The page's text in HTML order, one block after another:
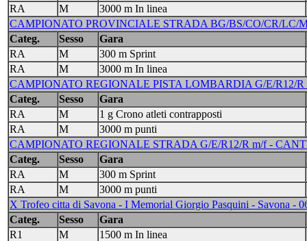
RA
M
3000 m In linea
CAMPIONATO PROVINCIALE STRADA BG/BS/CO/CR/LC/
Categ.
Sesso
Gara
RA
M
300 m Sprint
RA
M
3000 m In linea
CAMPIONATO REGIONALE PISTA LOMBARDIA G/E/R12/R
Categ.
Sesso
Gara
RA
M
1 g Crono atleti contrapposti
RA
M
3000 m punti
CAMPIONATO REGIONALE STRADA G/E/R12/R m/f -
Categ.
Sesso
Gara
RA
M
300 m Sprint
RA
M
3000 m punti
X Trofeo citta di Savona - I Memorial Giorgio Pasquini - Savona -
Categ.
Sesso
Gara
R1
M
1500 m In linea